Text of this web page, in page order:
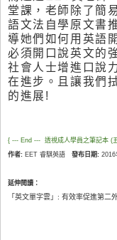
堂課，老師除了簡
語文法自學原文書
導她們如何用英語
必須開口說英文的
社會人士增進口說
在進步 。且讓我們
的進展!
{ --- End --- 透視成人學員之筆記本 (
作者: EET 睿騏英語 發布日期: 2016
延伸閱讀：
「英文單字雲」: 有效率促進第二